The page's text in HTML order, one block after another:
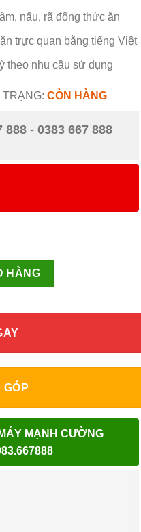
nấu, rã đông thức ăn
trực quan bằng tiếng Việt
theo nhu cầu sử dụng
TRẠNG: CÒN HÀNG
888 - 0383 667 888
lượng
HÀNG
GÓP
MẠNH CƯỜNG